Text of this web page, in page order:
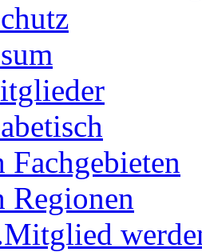
Fachgebieten
Regionen